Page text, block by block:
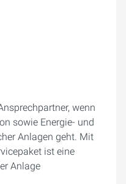
wenn
sowie Energie- und
Anlagen geht. Mit
ist eine
Anlage